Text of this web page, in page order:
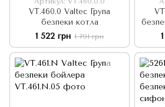
VT.460.0 Valtec Група
безпеки котла
1 522 грн 1 791 грн